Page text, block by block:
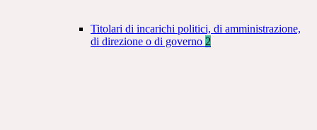
Titolari di incarichi politici, di amministrazione,
di direzione o di governo 2